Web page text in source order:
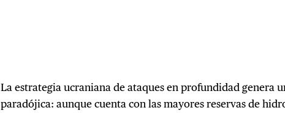
La estrategia ucraniana de ataques en profundidad genera
paradójica: aunque cuenta con las mayores reservas de